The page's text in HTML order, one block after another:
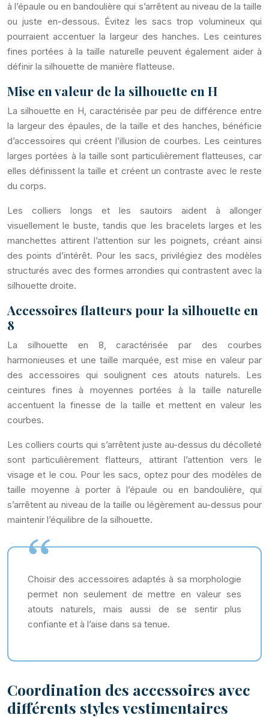
à l’épaule ou en bandoulière qui s’arrêtent au niveau de la taille
ou juste en-dessous. Évitez les sacs trop volumineux qui
pourraient accentuer la largeur des hanches. Les ceintures
fines portées à la taille naturelle peuvent également aider à
définir la silhouette de manière flatteuse.
Mise en valeur de la silhouette en H
La silhouette en H, caractérisée par peu de différence entre
la largeur des épaules, de la taille et des hanches, bénéficie
d’accessoires qui créent l’illusion de courbes. Les ceintures
larges portées à la taille sont particulièrement flatteuses, car
elles définissent la taille et créent un contraste avec le reste
du corps.
Les colliers longs et les sautoirs aident à allonger
visuellement le buste, tandis que les bracelets larges et les
manchettes attirent l’attention sur les poignets, créant ainsi
des points d’intérêt. Pour les sacs, privilégiez des modèles
structurés avec des formes arrondies qui contrastent avec la
silhouette droite.
Accessoires flatteurs pour la silhouette en
8
La silhouette en 8, caractérisée par des courbes
harmonieuses et une taille marquée, est mise en valeur par
des accessoires qui soulignent ces atouts naturels. Les
ceintures fines à moyennes portées à la taille naturelle
accentuent la finesse de la taille et mettent en valeur les
courbes.
Les colliers courts qui s’arrêtent juste au-dessus du décolleté
sont particulièrement flatteurs, attirant l’attention vers le
visage et le cou. Pour les sacs, optez pour des modèles de
taille moyenne à porter à l’épaule ou en bandoulière, qui
s’arrêtent au niveau de la taille ou légèrement au-dessus pour
maintenir l’équilibre de la silhouette.
Choisir des accessoires adaptés à sa morphologie
permet non seulement de mettre en valeur ses
atouts naturels, mais aussi de se sentir plus
confiante et à l’aise dans sa tenue.
Coordination des accessoires avec
différents styles vestimentaires